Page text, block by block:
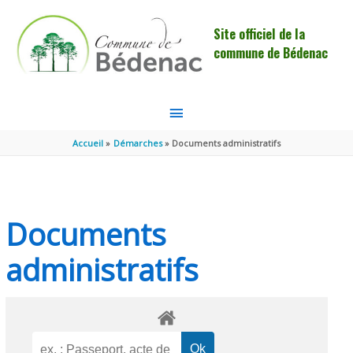
Site officiel de la
commune de Bédenac
MENU
PRINCIPAL
Accueil Démarches Documents administratifs
Documents
administratifs